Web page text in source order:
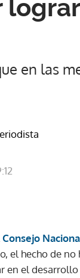
en las
Consejo
el hecho de
en el